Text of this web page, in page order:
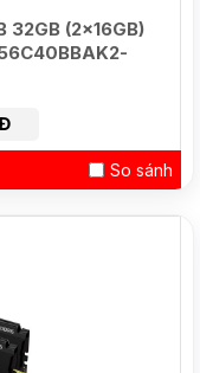
32GB (2x16GB)
So sánh